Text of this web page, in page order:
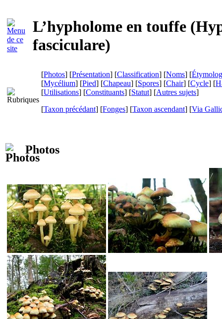
L’hypholome en touffe (
fasciculare)
[Photos] [Présentation] [Classification] [Noms] [
[Mycélium] [Pied] [Chapeau] [Spores] [Chair] [Cycle] [
[Utilisations] [Constituants] [Statut] [Autres sujets]
[Taxon précédant] [Fonges] [Taxon ascendant] [Via
Photos